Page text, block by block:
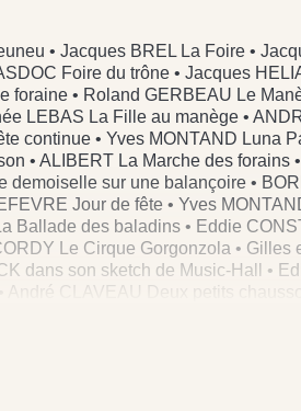
• Jacques BREL La Foire •
Foire du trône • Jacques
foraine • Roland GERBEAU Le
LEBAS La Fille au manège •
continue • Yves MONTAND Luna
• ALIBERT La Marche des forains
demoiselle sur une balançoire •
Jour de fête • Yves
Ballade des baladins • Eddie
Le Cirque Gorgonzola • Gilles
dans son sketch de Music-Hall •
André CLAVEAU Deux petits